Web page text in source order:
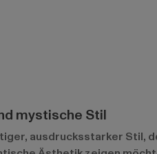
49,99 EUR
mystische Stil
ausdrucksstarker Stil,